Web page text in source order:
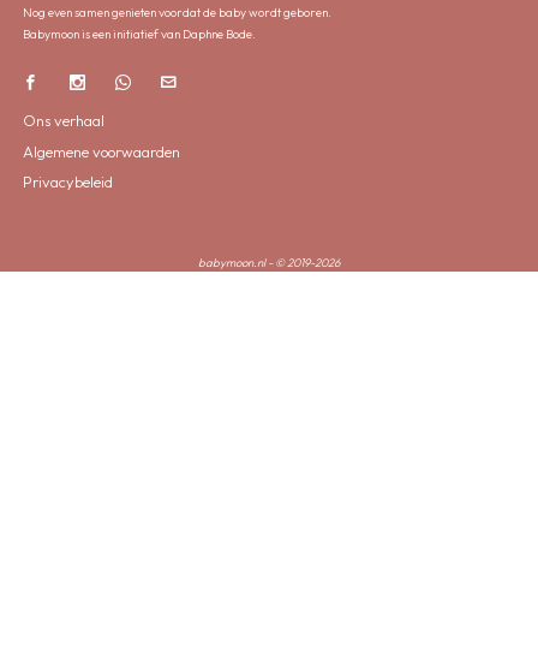
Nog even samen genieten voordat de baby wordt geboren.
Babymoon is een initiatief van Daphne Bode.
Ons verhaal
Algemene voorwaarden
Privacybeleid
babymoon.nl - © 2019-2026